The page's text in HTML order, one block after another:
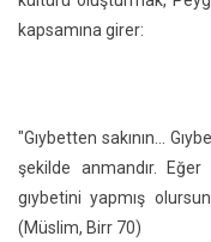
kapsamına girer:
"Gıybetten sakının...
şekilde anmandır.
gıybetini yapmış
(Müslim, Birr 70)